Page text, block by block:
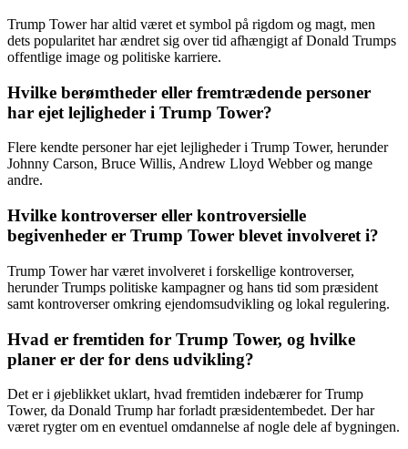
Trump Tower har altid været et symbol på rigdom og magt, men
dets popularitet har ændret sig over tid afhængigt af Donald Trumps
offentlige image og politiske karriere.
Hvilke berømtheder eller fremtrædende personer
har ejet lejligheder i Trump Tower?
Flere kendte personer har ejet lejligheder i Trump Tower, herunder
Johnny Carson, Bruce Willis, Andrew Lloyd Webber og mange
andre.
Hvilke kontroverser eller kontroversielle
begivenheder er Trump Tower blevet involveret i?
Trump Tower har været involveret i forskellige kontroverser,
herunder Trumps politiske kampagner og hans tid som præsident
samt kontroverser omkring ejendomsudvikling og lokal regulering.
Hvad er fremtiden for Trump Tower, og hvilke
planer er der for dens udvikling?
Det er i øjeblikket uklart, hvad fremtiden indebærer for Trump
Tower, da Donald Trump har forladt præsidentembedet. Der har
været rygter om en eventuel omdannelse af nogle dele af bygningen.